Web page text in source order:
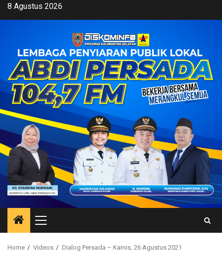
Skip8 Agustus 2026
Primary
Menu
Home Videos Dialog Persada – Kamis, 26 Agustus 2021